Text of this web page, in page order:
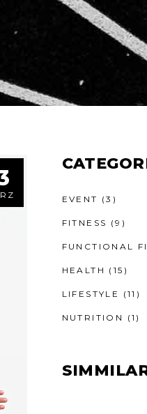
EVENT (3)
FITNESS (9)
FUNCTIONAL
HEALTH (15)
LIFESTYLE (11)
NUTRITION (1)